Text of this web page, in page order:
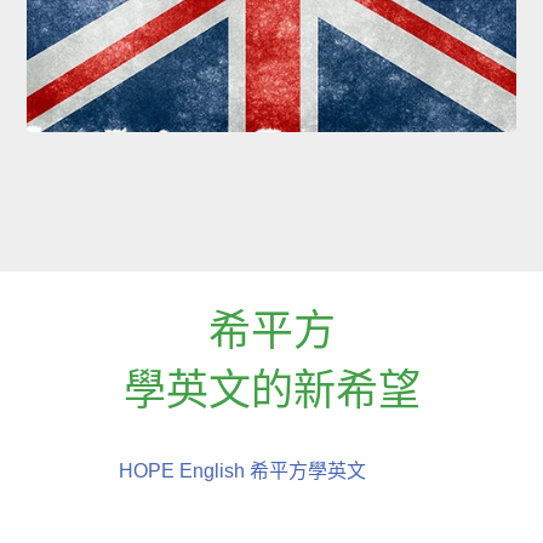
希平方
學英文的新希望
HOPE English 希平方學英文